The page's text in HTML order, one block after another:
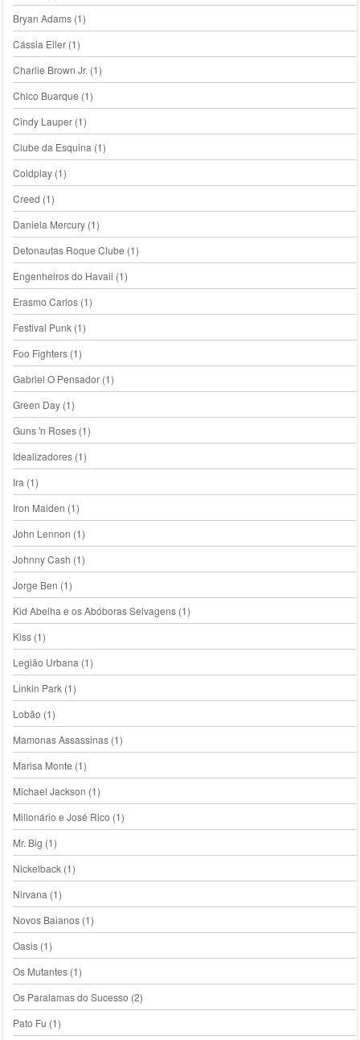
Bryan Adams(1)
Cássia Eller(1)
Charlie Brown Jr. (1)
Chico Buarque (1)
Cindy Lauper(1)
Clube da Esquina (1)
Coldplay(1)
Creed (1)
Daniela Mercury(1)
Detonautas Roque Clube (1)
Engenheiros do Havaii (1)
Erasmo Carlos(1)
Festival Punk(1)
Foo Fighters(1)
Gabriel O Pensador(1)
Green Day(1)
Guns 'n Roses(1)
Idealizadores(1)
Ira (1)
Iron Maiden (1)
John Lennon (1)
Johnny Cash (1)
Jorge Ben (1)
Kid Abelha e os Abóboras Selvagens(1)
Kiss(1)
Legião Urbana (1)
Linkin Park(1)
Lobão (1)
Mamonas Assassinas(1)
Marisa Monte (1)
Michael Jackson (1)
Milionário e José Rico (1)
Mr. Big (1)
Nickelback(1)
Nirvana (1)
Novos Baianos(1)
Oasis(1)
Os Mutantes(1)
Os Paralamas do Sucesso (2)
Pato Fu (1)